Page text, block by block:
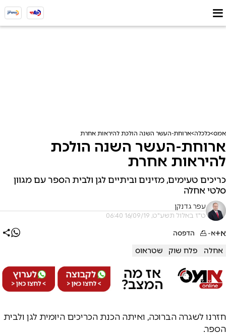
אמס כלכלה ארוחת-העשר השנה הולכת להיראות אחרת
ארוחת-העשר השנה הולכת
להיראות אחרת
כריכים טעימים, מזינים וביתיים לגן ולבית הספר עם מגוון
סלטי אחלה
עפר גדנקן
ט"ז באלול תשע"ט, 16/09/19 06:40
א+א- הדפסה
אחלה פלח שוק שטראוס
חזרנו לשגרה הברוכה, ואיתה הכנת הכריכים היומית לגן ולבית
הספר.